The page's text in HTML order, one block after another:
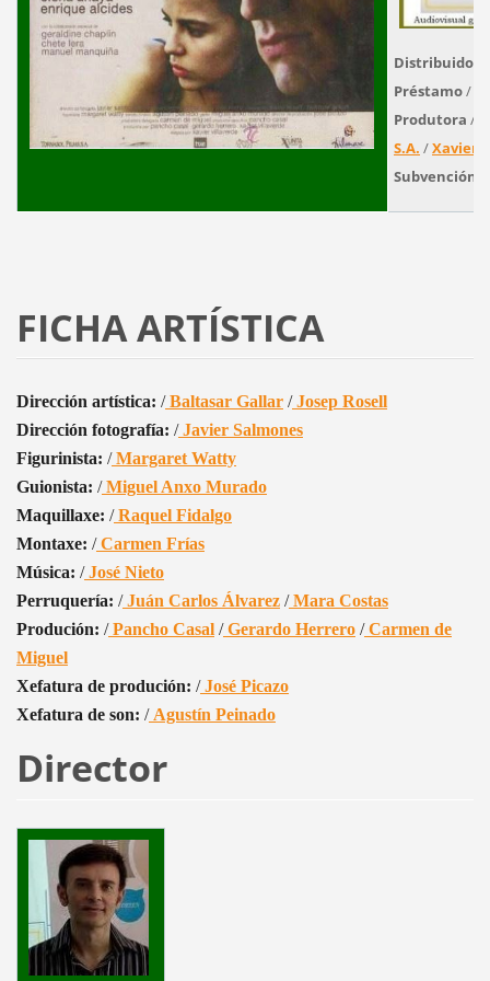
Distribuidora
Préstamo/
Produtora /
S.A. /Xavier
Subvención
FICHA ARTÍSTICA
Dirección artística: /Baltasar Gallar/Josep Rosell
Dirección fotografía: /Javier Salmones
Figurinista: /Margaret Watty
Guionista: /Miguel Anxo Murado
Maquillaxe: /Raquel Fidalgo
Montaxe: /Carmen Frías
Música: /José Nieto
Perruquería: /Juán Carlos Álvarez/Mara Costas
Produción: /Pancho Casal/Gerardo Herrero/Carmen de
Miguel
Xefatura de produción: /José Picazo
Xefatura de son: /Agustín Peinado
Director